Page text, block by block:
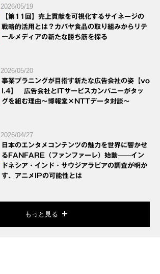
2026/05/19
【第11回】売上貢献を可視化するサイネージの
戦略的活用とは？カバヤ食品の取り組みからリテ
ールメディアの新たな勝ち筋を探る
2026/05/20
事業プラニングが目指す新たな広告会社の姿【vo
l.4】 広告会社とITサービスカンパニーがタッ
グを組む理由～博報堂×NTTデータ対談～
2026/04/27
日本のエンタメコンテンツの魅力を世界に響かせ
るFANFARE（ファンファーレ）始動——イン
ドネシア・インド・サウジアラビアの調査が明か
す、アニメIPの可能性とは
もっと見る